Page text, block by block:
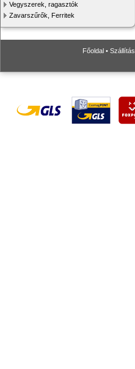
Vegyszerek, ragasztók
Zavarszűrők, Ferritek
Főoldal • Szállítás